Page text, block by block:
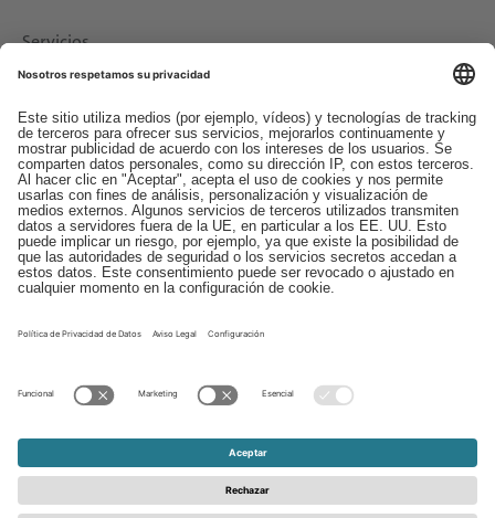
Servicios
Contacto
EDI
Aviso legal
Canal de Denuncias
Condiciones generales